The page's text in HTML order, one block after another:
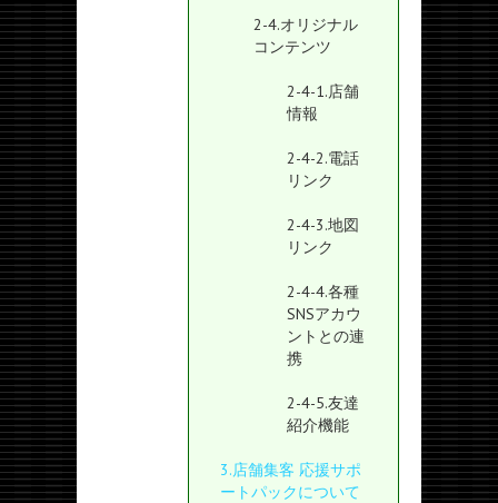
2-4.オリジナル
コンテンツ
2-4-1.店舗
情報
2-4-2.電話
リンク
2-4-3.地図
リンク
2-4-4.各種
SNSアカウ
ントとの連
携
2-4-5.友達
紹介機能
3.店舗集客 応援サポ
ートパックについて